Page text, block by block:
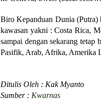
Biro Kepanduan Dunia (Putra)
kawasan yakni : Costa Rica,
sampai dengan sekarang
Pasifik, Arab, Afrika, Amerika
Ditulis Oleh : Kak Myanto
Sumber : Kwarnas